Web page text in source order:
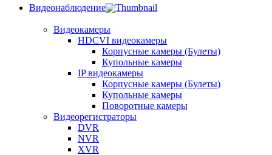
Видеонаблюдение
Видеокамеры
HDCVI видеокамеры
Корпусные камеры (Булеты)
Купольные камеры
IP видеокамеры
Корпусные камеры (Булеты)
Купольные камеры
Поворотные камеры
Видеорегистраторы
DVR
NVR
XVR